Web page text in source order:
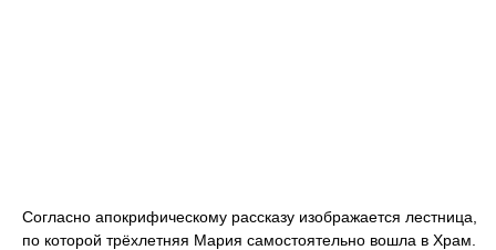
Согласно апокрифическому рассказу изображается лестница,
по которой трёхлетняя Мария самостоятельно вошла в Храм.